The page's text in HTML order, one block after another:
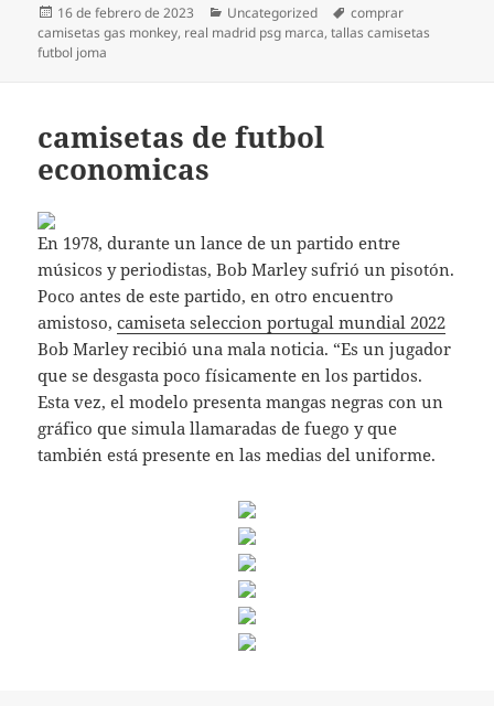
Publicado
el
16 de febrero de 2023 Categorías
Uncategorized Etiquetas
comprar
camisetas gas monkey, real madrid psg marca,tallas camisetas
futbol joma
camisetas de futbol
economicas
En 1978, durante un lance de un partido entre
músicos y periodistas, Bob Marley sufrió un pisotón.
Poco antes de este partido, en otro encuentro
amistoso,camiseta seleccion portugal mundial 2022
Bob Marley recibió una mala noticia. “Es un jugador
que se desgasta poco físicamente en los partidos.
Esta vez, el modelo presenta mangas negras con un
gráfico que simula llamaradas de fuego y que
también está presente en las medias del uniforme.